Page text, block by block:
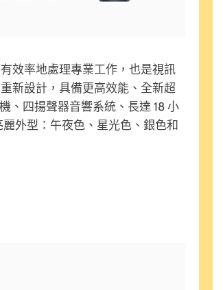
效率地處理專業工作，也是視訊
新設計，具備更高效能、全新超
、四揚聲器音響系統、長達 18 小
麗外型：午夜色、星光色、銀色和